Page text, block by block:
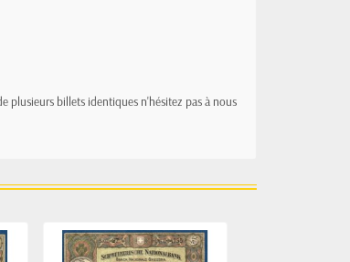
plusieurs billets identiques n'hésitez pas à nous